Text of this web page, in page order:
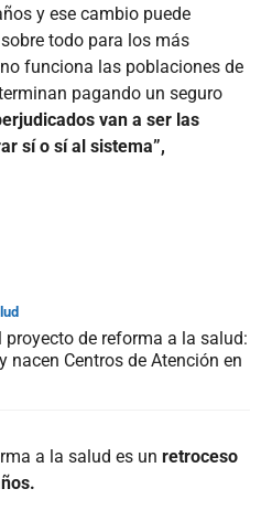
y ese cambio puede
todo para los más
funciona las poblaciones de
pagando un seguro
van a ser las
sí o sí al sistema”,
proyecto de reforma a la salud:
nacen Centros de Atención en
a la salud es un retroceso